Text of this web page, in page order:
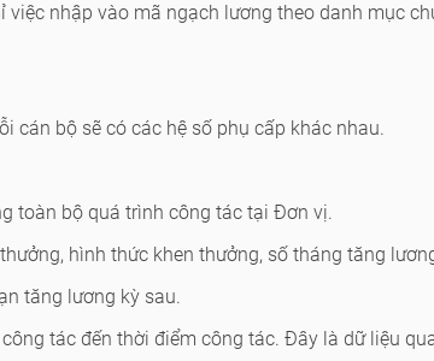
nhập vào mã ngạch lương theo danh mục
cán bộ sẽ có các hệ số phụ cấp khác nhau.
toàn bộ quá trình công tác tại Đơn vị.
hình thức khen thưởng, số tháng tăng
tăng lương kỳ sau.
tác đến thời điểm công tác. Đây là dữ liệu